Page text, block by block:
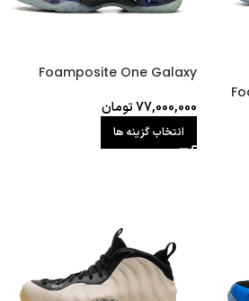
Foamposite One Galaxy
77,000,000تومان
انتخاب گزینه ها